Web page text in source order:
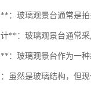
：玻璃观景台通常是拍
**：玻璃观景台通常采
：玻璃观景台作为一种
虽然是玻璃结构，但